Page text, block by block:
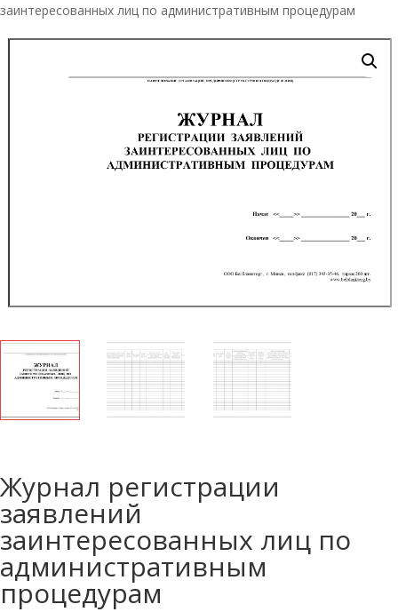
заинтересованных лиц по административным процедурам
Журнал регистрации
заявлений
заинтересованных лиц по
административным
процедурам